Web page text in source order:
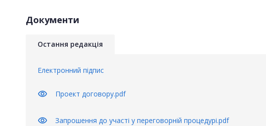
Документи
Остання редакція
Електронний підпис
visibility Проект договору.pdf
visibility Запрошення до участі у переговорній процедурі.pdf